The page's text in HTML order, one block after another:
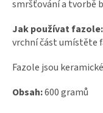
smršťování a tvorbě
Jak používat fazole:
vrchní část umístěte
Fazole jsou
Obsah:600 gramů